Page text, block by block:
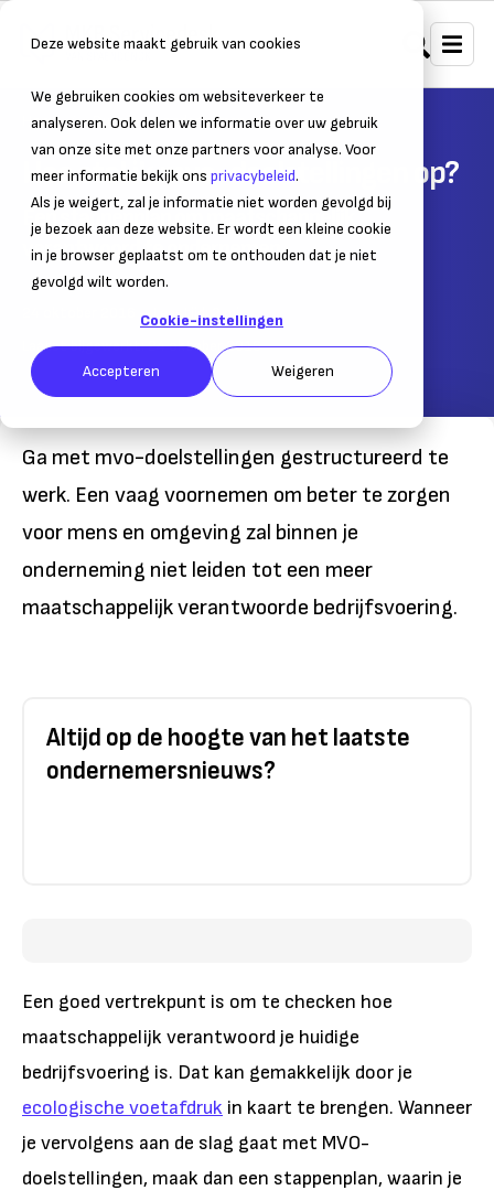
Deze website maakt gebruik van cookies
We gebruiken cookies om websiteverkeer te
analyseren. Ook delen we informatie over uw gebruik
van onze site met onze partners voor analyse. Voor
meer informatie bekijk ons privacybeleid.
Als je weigert, zal je informatie niet worden gevolgd bij
je bezoek aan deze website. Er wordt een kleine cookie
in je browser geplaatst om te onthouden dat je niet
gevolgd wilt worden.
Cookie-instellingen
Accepteren Weigeren
Home Duurzaam ondernemen Duurzaam beleid opstellen
Hoe stel ik mvo-doelstellingen op?
Een stappenplan om maatschappelijk
verantwoord te ondernemen
– Leestijd:
min.
Laatst bijgewerkt:24 oktober 2016
Ga met mvo-doelstellingen gestructureerd te
werk. Een vaag voornemen om beter te zorgen
voor mens en omgeving zal binnen je
onderneming niet leiden tot een meer
maatschappelijk verantwoorde bedrijfsvoering.
Altijd op de hoogte van het laatste
ondernemersnieuws?
Een goed vertrekpunt is om te checken hoe
maatschappelijk verantwoord je huidige
bedrijfsvoering is. Dat kan gemakkelijk door je
ecologische voetafdruk in kaart te brengen. Wanneer
je vervolgens aan de slag gaat met MVO-
doelstellingen, maak dan een stappenplan, waarin je